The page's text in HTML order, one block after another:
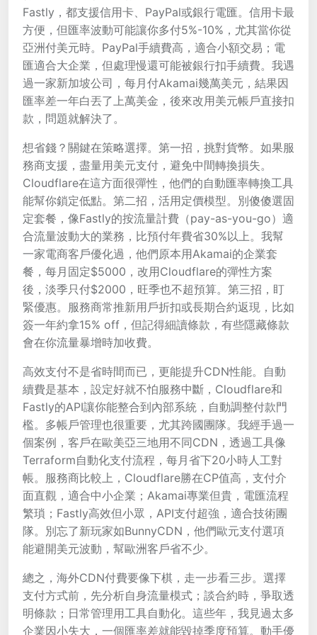
Fastly，都支援信用卡、PayPal或銀行電匯。信用卡最
方便，但匯率波動可能讓你多付5%-10%，尤其當你從
亞洲付美元時。PayPal手續費高，適合小額交易；電
匯適合大企業，但處理慢還可能被銀行扣手續費。我遇
過一家新加坡公司，每月付Akamai幾萬美元，結果因
匯率差一年白丟了上萬美金，後來改用美元帳戶直接扣
款，問題就解決了。
想省錢？關鍵在策略選擇。第一招，挑對貨幣。如果服
務商支援，盡量用美元支付，避免中間轉換損失。
Cloudflare在這方面很彈性，他們的自動匯率轉換工具
能幫你鎖定低點。第二招，活用定價模型。別傻傻選固
定套餐，像Fastly的按流量計費（pay-as-you-go）適
合流量波動大的業務，比預付年費省30%以上。我幫
一家電商客戶優化過，他們原本用Akamai的企業套
餐，每月固定$5000，改用Cloudflare的彈性方案
後，淡季只付$2000，旺季也不超預算。第三招，盯
緊優惠。服務商常推新用戶折扣或長期合約返現，比如
簽一年約拿15% off，但記得細讀條款，有些隱藏條款
會在你流量暴增時加收費。
高效支付不是省時間而已，更能提升CDN性能。自動
續費是基本，設定好就不怕服務中斷，Cloudflare和
Fastly的API讓你能整合到內部系統，自動調整付款門
檻。多帳戶管理也很重要，尤其跨國團隊。我經手過一
個案例，客戶在歐美亞三地用不同CDN，透過工具像
Terraform自動化支付流程，每月省下20小時人工對
帳。服務商比較上，Cloudflare勝在CP值高，支付介
面直觀，適合中小企業；Akamai專業但貴，電匯流程
繁瑣；Fastly高效但小眾，API支付超強，適合技術團
隊。別忘了新玩家如BunnyCDN，他們歐元支付選項
能避開美元波動，幫歐洲客戶省不少。
總之，海外CDN付費要像下棋，走一步看三步。選擇
支付方式前，先分析自身流量模式；談合約時，爭取透
明條款；日常管理用工具自動化。這些年，我見過太多
企業因小失大，一個匯率差就能毀掉季度預算。動手優